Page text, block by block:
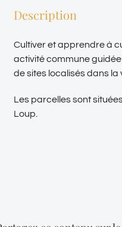
Description
Cultiver et apprendre à
activité commune
de sites localisés dans la
Les parcelles sont
Loup.